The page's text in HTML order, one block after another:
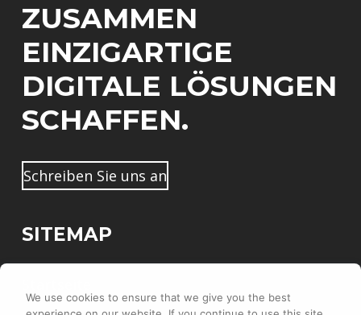
ZUSAMMEN
EINZIGARTIGE
DIGITALE LÖSUNGEN
SCHAFFEN.
Schreiben Sie uns an
SITEMAP
We use cookies to ensure that we give you the best